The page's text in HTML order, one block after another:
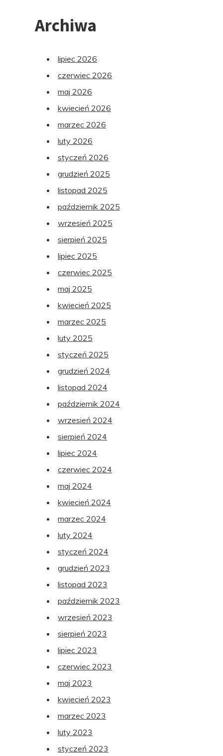
Archiwa
lipiec 2026
czerwiec 2026
maj 2026
kwiecień 2026
marzec 2026
luty 2026
styczeń 2026
grudzień 2025
listopad 2025
październik 2025
wrzesień 2025
sierpień 2025
lipiec 2025
czerwiec 2025
maj 2025
kwiecień 2025
marzec 2025
luty 2025
styczeń 2025
grudzień 2024
listopad 2024
październik 2024
wrzesień 2024
sierpień 2024
lipiec 2024
czerwiec 2024
maj 2024
kwiecień 2024
marzec 2024
luty 2024
styczeń 2024
grudzień 2023
listopad 2023
październik 2023
wrzesień 2023
sierpień 2023
lipiec 2023
czerwiec 2023
maj 2023
kwiecień 2023
marzec 2023
luty 2023
styczeń 2023